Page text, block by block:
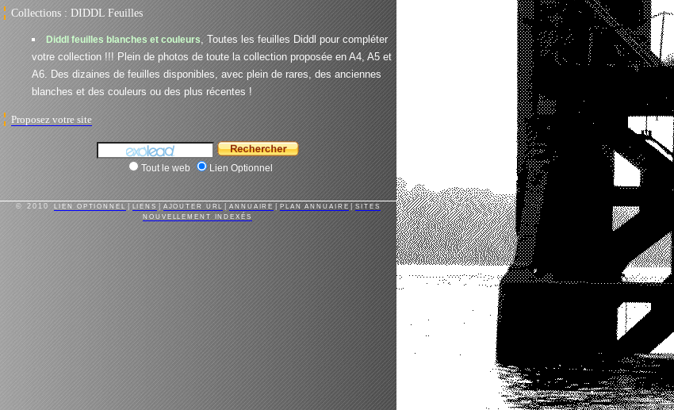
Collections : DIDDL Feuilles
Diddl feuilles blanches et couleurs, Toutes les feuilles Diddl pour compléter
votre collection !!! Plein de photos de toute la collection proposée en A4, A5 et
A6. Des dizaines de feuilles disponibles, avec plein de rares, des anciennes
blanches et des couleurs ou des plus récentes !
Proposez votre site
Tout le web Lien Optionnel
© 2010 LIEN OPTIONNEL LIENS | AJOUTER URL | ANNUAIRE | PLAN ANNUAIRE | SITES
NOUVELLEMENT INDEXÉS